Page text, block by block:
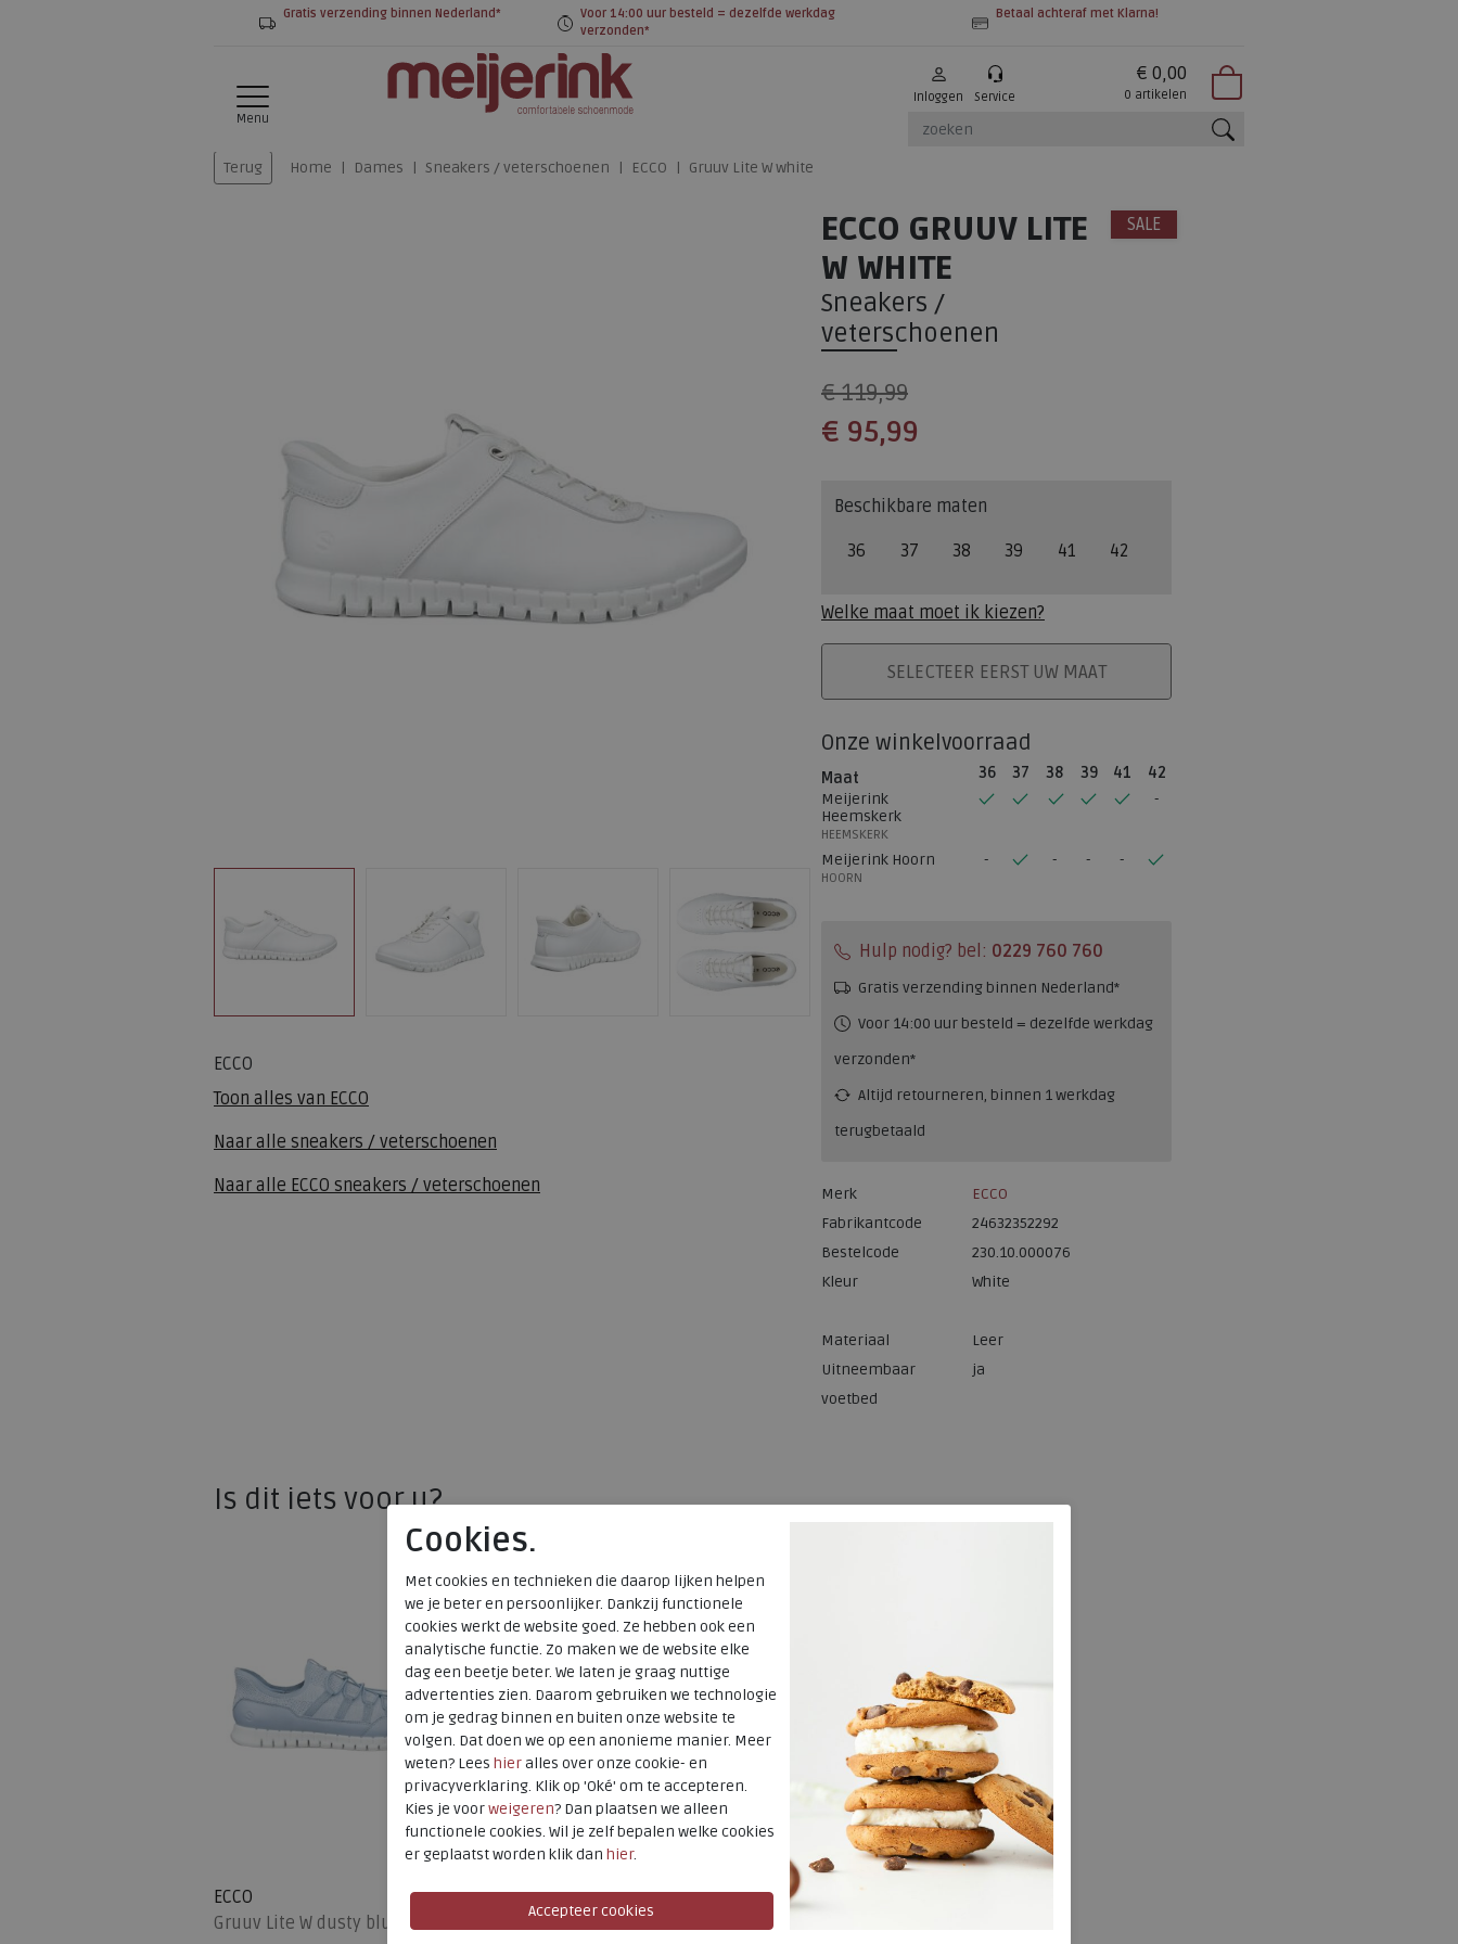
Gratis verzending binnen Nederland*
Voor 14:00 uur besteld = dezelfde werkdag
verzonden*
Betaal achteraf met Klarna!
Menu
Inloggen Service
€ 0,00
0 artikelen
Terug Home Dames Sneakers / veterschoenen ECCO Gruuv Lite W white
ECCO
Toon alles van ECCO
Naar alle sneakers / veterschoenen
Naar alle ECCO sneakers / veterschoenen
SALE
ECCO GRUUV LITE
W WHITE
Sneakers /
veterschoenen
€ 119,99
€ 95,99
Beschikbare maten
36 37 38 39 41 42
Welke maat moet ik kiezen?
PLAATS IN WINKELMAND
SELECTEER EERST UW MAAT
Onze winkelvoorraad
Maat 36 37 38 39 41
42
Meijerink
Heemskerk
HEEMSKERK
Meijerink Hoorn
HOORN
Hulp nodig? bel: 0229 760 760
Gratis verzending binnen Nederland*
Voor 14:00 uur besteld = dezelfde werkdag
verzonden*
Altijd retourneren, binnen 1 werkdag
terugbetaald
Merk
ECCO
Fabrikantcode
24632352292
Bestelcode
230.10.000076
Kleur
White
Materiaal
Leer
Uitneembaar
voetbed
ja
Is dit iets voor u?
ECCO
Gruuv Lite W dusty blue
ECCO
Gruuv Lite W dual fit dusty
Cookies.
Met cookies en technieken die daarop lijken helpen
we je beter en persoonlijker. Dankzij functionele
cookies werkt de website goed. Ze hebben ook een
analytische functie. Zo maken we de website elke
dag een beetje beter. We laten je graag nuttige
advertenties zien. Daarom gebruiken we technologie
om je gedrag binnen en buiten onze website te
volgen. Dat doen we op een anonieme manier. Meer
weten? Lees hieralles over onze cookie- en
privacyverklaring. Klik op 'Oké' om te accepteren.
Kies je voorweigeren? Dan plaatsen we alleen
functionele cookies. Wil je zelf bepalen welke cookies
er geplaatst worden klik dan hier.